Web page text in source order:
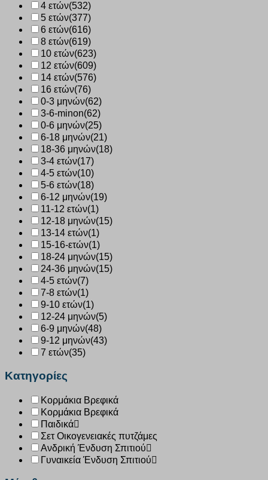
4 ετών(532)
5 ετών(377)
6 ετών(616)
8 ετών(619)
10 ετών(623)
12 ετών(609)
14 ετών(576)
16 ετών(76)
0-3 μηνών(62)
3-6-minon(62)
0-6 μηνών(25)
6-18 μηνών(21)
18-36 μηνών(18)
3-4 ετών(17)
4-5 ετών(10)
5-6 ετών(18)
6-12 μηνών(19)
11-12 ετών(1)
12-18 μηνών(15)
13-14 ετών(1)
15-16-ετών(1)
18-24 μηνών(15)
24-36 μηνών(15)
4-5 ετών(7)
7-8 ετών(1)
9-10 ετών(1)
12-24 μηνών(5)
6-9 μηνών(48)
9-12 μηνών(43)
7 ετών(35)
Κατηγορίες
Κορμάκια Βρεφικά
Κορμάκια Βρεφικά
Παιδικά
Σετ Οικογενειακές πυτζάμες
Ανδρική Ένδυση Σπιτιού
Γυναικεία Ένδυση Σπιτιού